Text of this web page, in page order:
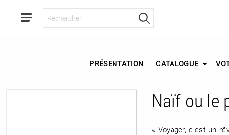
PRÉSENTATION CATALOGUE
Naïf ou le
« Voyager, c’est un